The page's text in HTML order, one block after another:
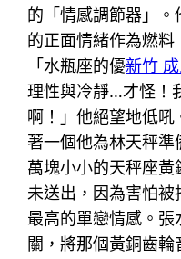
的「情感調節器」
的正面情緒作為燃料
「水瓶座的優新竹
理性與冷靜…才怪！
啊！」他絕望地低
著一個他為林天秤
萬塊小小的天秤座
未送出，因為害怕
最高的單戀情感。張
關，將那個黃銅齒